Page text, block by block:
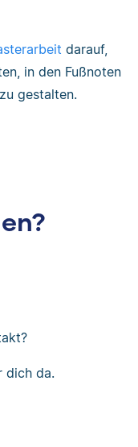
darauf,
in den Fußnoten
gestalten.
dich da.